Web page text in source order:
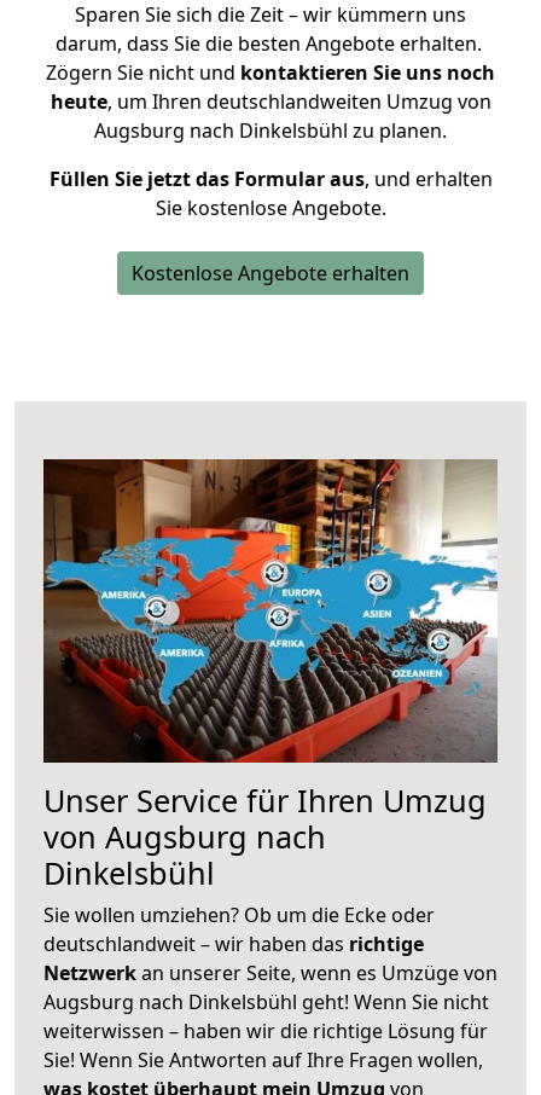
Sparen Sie sich die Zeit – wir kümmern uns
darum, dass Sie die besten Angebote erhalten.
Zögern Sie nicht und kontaktieren Sie uns noch
heute, um Ihren deutschlandweiten Umzug von
Augsburg nach Dinkelsbühl zu planen.
Füllen Sie jetzt das Formular aus, und erhalten
Sie kostenlose Angebote.
Kostenlose Angebote erhalten
Unser Service für Ihren Umzug
von Augsburg nach
Dinkelsbühl
Sie wollen umziehen? Ob um die Ecke oder
deutschlandweit – wir haben das richtige
Netzwerkan unserer Seite, wenn es Umzüge von
Augsburg nach Dinkelsbühl geht! Wenn Sie nicht
weiterwissen – haben wir die richtige Lösung für
Sie! Wenn Sie Antworten auf Ihre Fragen wollen,
was kostet überhaupt mein Umzug von